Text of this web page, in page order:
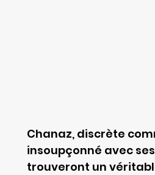
Chanaz, discrète
insoupçonné avec
trouveront un